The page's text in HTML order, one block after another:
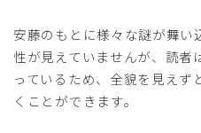
安藤のもとに様々な謎が舞
性が見えていませんが、読者
っているため、全貌を見え
くことができます。